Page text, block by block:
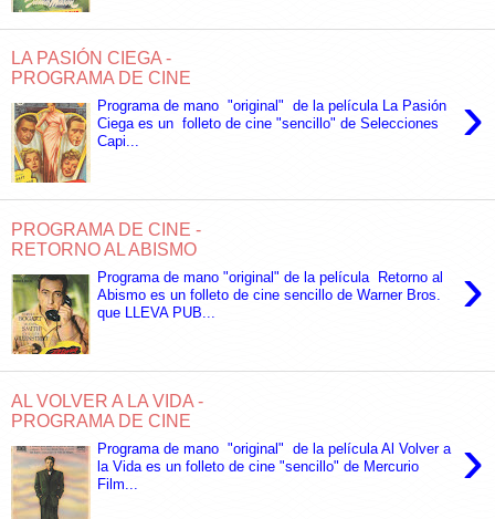
LA PASIÓN CIEGA -
PROGRAMA DE CINE
›
Programa de mano "original" de la película La Pasión
Ciega es un folleto de cine "sencillo" de Selecciones
Capi...
PROGRAMA DE CINE -
RETORNO AL ABISMO
›
Programa de mano "original" de la película Retorno al
Abismo es un folleto de cine sencillo de Warner Bros.
que LLEVA PUB...
AL VOLVER A LA VIDA -
PROGRAMA DE CINE
›
Programa de mano "original" de la película Al Volver a
la Vida es un folleto de cine "sencillo" de Mercurio
Film...